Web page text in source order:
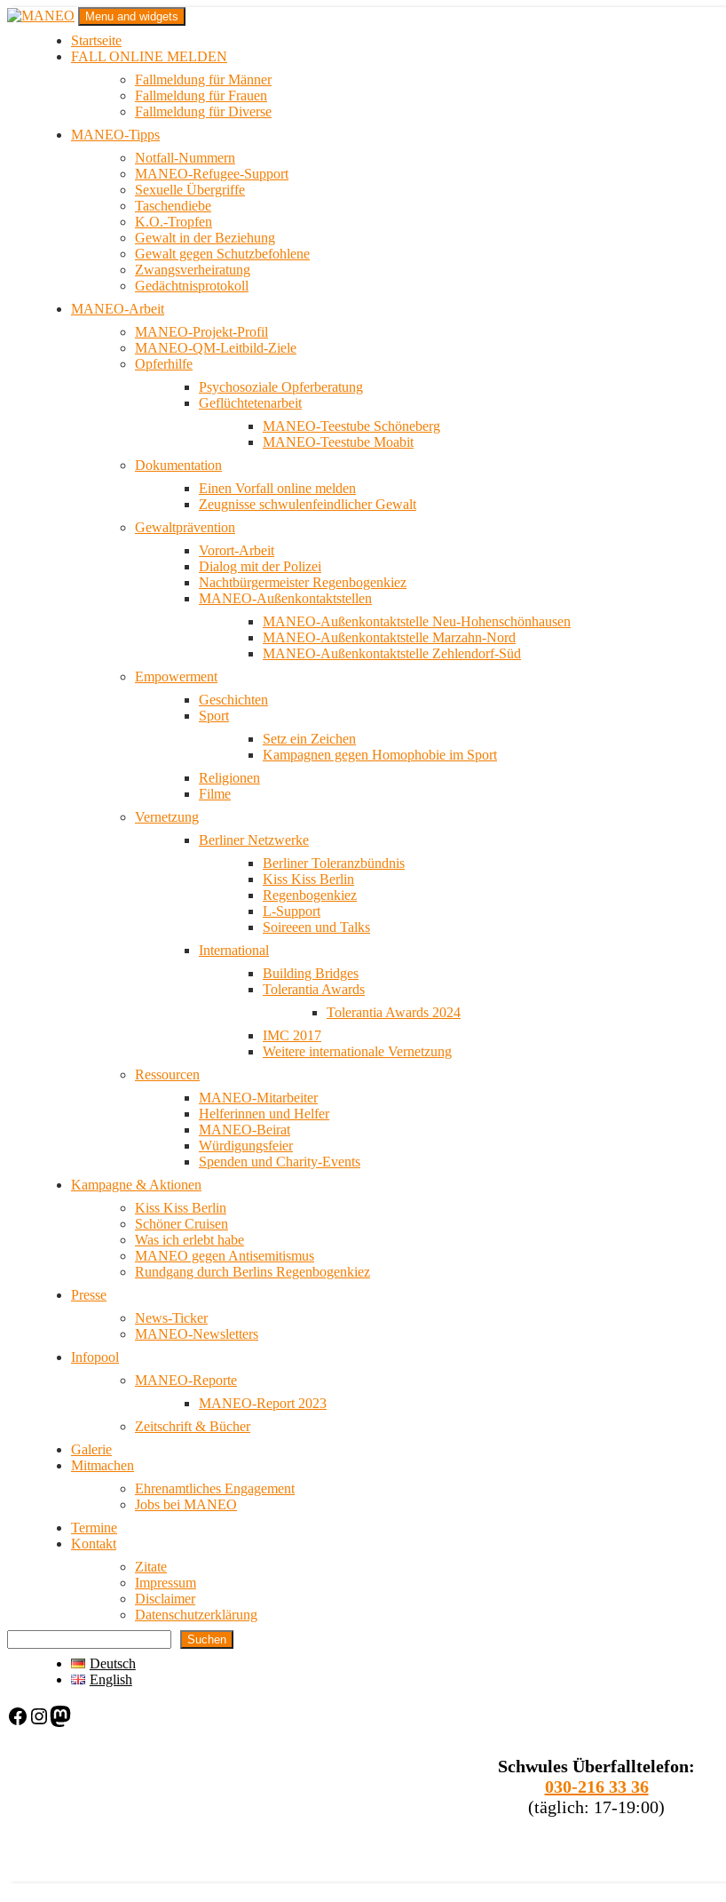
Zum
MANEO
Das schwule Anti-Gewalt-Projekt in Berlin
Menu and widgets
Startseite
FALL ONLINE MELDEN
Fallmeldung für Männer
Fallmeldung für Frauen
Fallmeldung für Diverse
MANEO-Tipps
Notfall-Nummern
MANEO-Refugee-Support
Sexuelle Übergriffe
Taschendiebe
K.O.-Tropfen
Gewalt in der Beziehung
Gewalt gegen Schutzbefohlene
Zwangsverheiratung
Gedächtnisprotokoll
MANEO-Arbeit
MANEO-Projekt-Profil
MANEO-QM-Leitbild-Ziele
Opferhilfe
Psychosoziale Opferberatung
Geflüchtetenarbeit
MANEO-Teestube Schöneberg
MANEO-Teestube Moabit
Dokumentation
Einen Vorfall online melden
Zeugnisse schwulenfeindlicher Gewalt
Gewaltprävention
Vorort-Arbeit
Dialog mit der Polizei
Nachtbürgermeister Regenbogenkiez
MANEO-Außenkontaktstellen
MANEO-Außenkontaktstelle Neu-Hohenschönhausen
MANEO-Außenkontaktstelle Marzahn-Nord
MANEO-Außenkontaktstelle Zehlendorf-Süd
Empowerment
Geschichten
Sport
Setz ein Zeichen
Kampagnen gegen Homophobie im Sport
Religionen
Filme
Vernetzung
Berliner Netzwerke
Berliner Toleranzbündnis
Kiss Kiss Berlin
Regenbogenkiez
L-Support
Soireeen und Talks
International
Building Bridges
Tolerantia Awards
Tolerantia Awards 2024
IMC 2017
Weitere internationale Vernetzung
Ressourcen
MANEO-Mitarbeiter
Helferinnen und Helfer
MANEO-Beirat
Würdigungsfeier
Spenden und Charity-Events
Kampagne & Aktionen
Kiss Kiss Berlin
Schöner Cruisen
Was ich erlebt habe
MANEO gegen Antisemitismus
Rundgang durch Berlins Regenbogenkiez
Presse
News-Ticker
MANEO-Newsletters
Infopool
MANEO-Reporte
MANEO-Report 2023
Zeitschrift & Bücher
Galerie
Mitmachen
Ehrenamtliches Engagement
Jobs bei MANEO
Termine
Kontakt
Zitate
Impressum
Disclaimer
Datenschutzerklärung
Suchen
Deutsch
English
Facebook Instagram Mastodon
Schwules Überfalltelefon:
030-216 33 36
(täglich: 17-19:00)